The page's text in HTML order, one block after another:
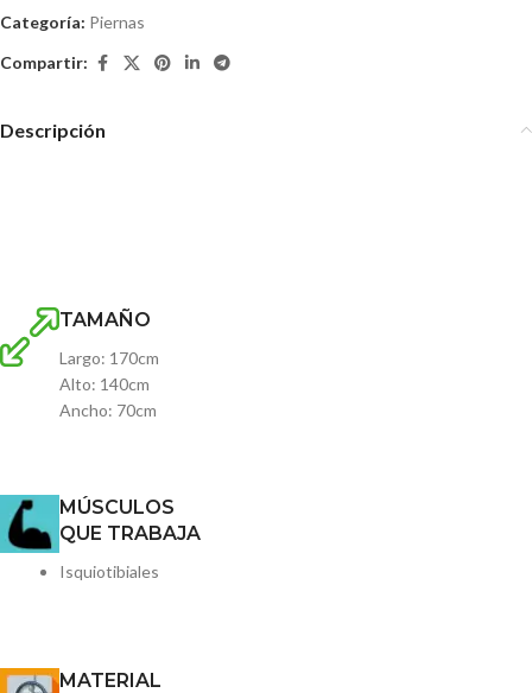
Categoría: Piernas
Compartir:
Descripción
TAMAÑO
Largo: 170cm
Alto: 140cm
Ancho: 70cm
MÚSCULOS
QUE TRABAJA
Isquiotibiales
MATERIAL